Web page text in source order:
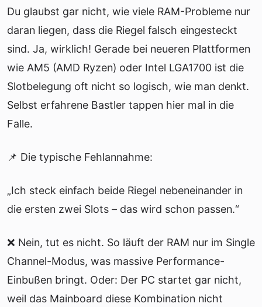
Du glaubst gar nicht, wie viele RAM-Probleme nur
daran liegen, dass die Riegel falsch eingesteckt
sind. Ja, wirklich! Gerade bei neueren Plattformen
wie AM5 (AMD Ryzen) oder Intel LGA1700 ist die
Slotbelegung oft nicht so logisch, wie man denkt.
Selbst erfahrene Bastler tappen hier mal in die
Falle.
📌 Die typische Fehlannahme:
„Ich steck einfach beide Riegel nebeneinander in
die ersten zwei Slots – das wird schon passen.“
❌ Nein, tut es nicht. So läuft der RAM nur im Single
Channel-Modus, was massive Performance-
Einbußen bringt. Oder: Der PC startet gar nicht,
weil das Mainboard diese Kombination nicht